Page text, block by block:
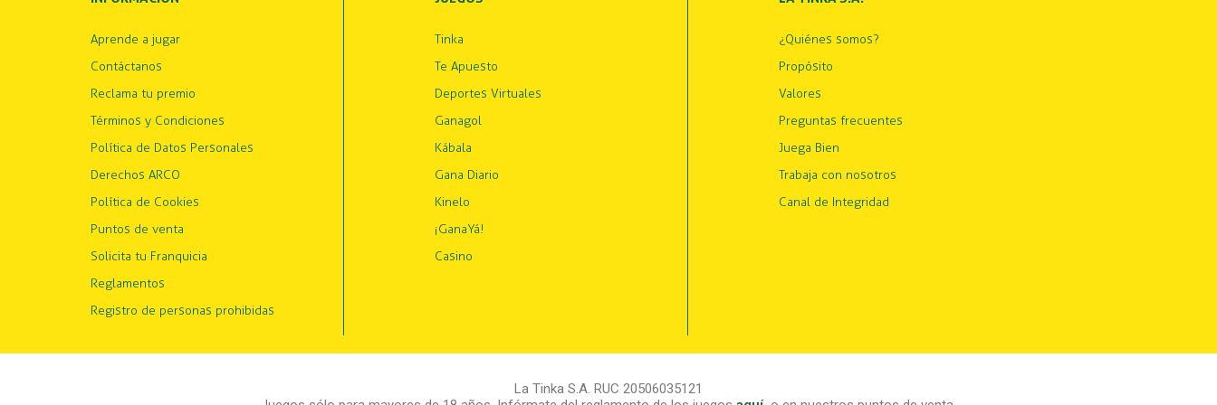
Aprende a jugar
Contáctanos
Reclama tu premio
Términos y Condiciones
Política de Datos Personales
Derechos ARCO
Política de Cookies
Puntos de venta
Solicita tu Franquicia
Reglamentos
Registro de personas prohibidas
Tinka
Te Apuesto
Deportes Virtuales
Ganagol
Kábala
Gana Diario
Kinelo
¡GanaYá!
Casino
¿Quiénes somos?
Propósito
Valores
Preguntas frecuentes
Juega Bien
Trabaja con nosotros
Canal de Integridad
La Tinka S.A. RUC 20506035121